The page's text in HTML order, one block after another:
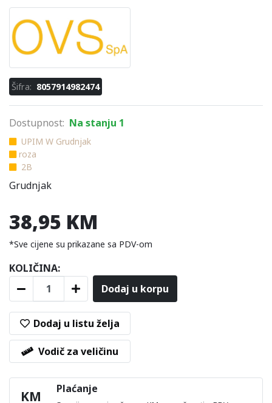
Šifra: 8057914982474
Dostupnost: Na stanju 1
UPIM W Grudnjak
roza
2B
Grudnjak
38,95 KM
*Sve cijene su prikazane sa PDV-om
KOLIČINA:
Dodaj u korpu
Dodaj u listu želja
Vodič za veličinu
KM Plaćanje